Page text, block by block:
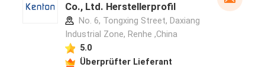
Co., Ltd. Herstellerprofil
No. 6, Tongxing Street, Daxiang
Industrial Zone, Renhe ,China
5.0
Überprüfter Lieferant